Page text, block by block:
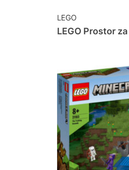
LEGO
LEGO Prostor